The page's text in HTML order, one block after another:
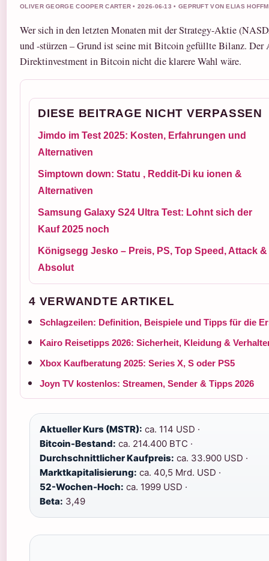
OLIVER GEORGE COOPER CARTER • 2026-06-13 • GEPRUFT VON ELIAS
Wer sich in den letzten Monaten mit der Strategy-Aktie
und -stürzen – Grund ist seine mit Bitcoin gefüllte Bilanz.
Direktinvestment in Bitcoin nicht die klarere Wahl wäre.
DIESE BEITRAGE NICHT VERPASSEN
Jimdo im Test 2025: Kosten, Erfahrungen und
Alternativen
Simptown down: Statu , Reddit-Di ku ionen &
Alternativen
Samsung Galaxy S24 Ultra Test: Lohnt sich der
Kauf 2025 noch
Königsegg Jesko – Preis, PS, Top Speed, Attack &
Absolut
4 VERWANDTE ARTIKEL
Schlagzeilen: Definition, Beispiele und Tipps für die
Kairo Reisetipps 2026: Sicherheit, Kleidung &
Xbox Kaufberatung 2025: Series X, S oder PS5
Joyn TV kostenlos: Streamen, Sender & Tipps 2026
Aktueller Kurs (MSTR): ca. 114 USD ·
Bitcoin-Bestand: ca. 214.400 BTC ·
Durchschnittlicher Kaufpreis: ca. 33.900 USD ·
Marktkapitalisierung: ca. 40,5 Mrd. USD ·
52-Wochen-Hoch: ca. 1999 USD ·
Beta: 3,49